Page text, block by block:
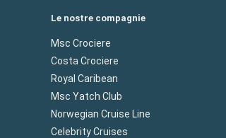
Le nostre compagnie
Msc Crociere
Costa Crociere
Royal Caribean
Msc Yatch Club
Norwegian Cruise Line
Celebrity Cruises